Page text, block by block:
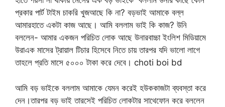
প্রকার পার্ট টাইম চাকরি খুজআছে কি না? বড়ভাই আমাকে বল্ল
আমারহাতে একটা কাজ আছে। আমি বললাম ভাই কি কাজ? উনি
বললেন- আমার একজন পরিচিত লোক আছে উনারবাচ্চা ইংলিশ মিডিয়ামে
উরাএক মাসের ট্রায়াল টিচার হিসেবে নিতে চায় তারপর যদি ভালো লাগে
তাহলে প্রতি মাসে ৫০০০ টাকা করে দেবে। choti boi bd
আমি বড় ভাইকে বললাম আমাকে যেমন করেই হউককাজটা ব্যবস্তা করে
দেন।তারপর বড় ভাই তারসেই পরিচিত লোকটার সাথেফোন করে বললেন